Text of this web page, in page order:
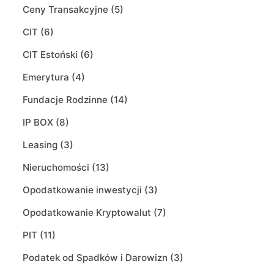
Ceny Transakcyjne (5)
CIT (6)
CIT Estoński (6)
Emerytura (4)
Fundacje Rodzinne (14)
IP BOX (8)
Leasing (3)
Nieruchomości (13)
Opodatkowanie inwestycji (3)
Opodatkowanie Kryptowalut (7)
PIT (11)
Podatek od Spadków i Darowizn (3)